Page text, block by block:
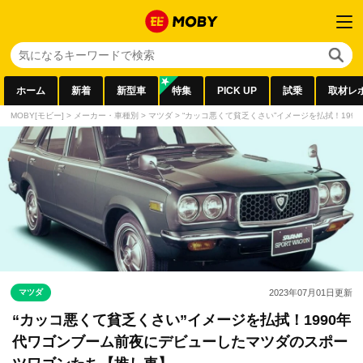
ホーム 新着 新型車 特集 PICK UP 試乗 取材レ
MOBY[モビー] > メーカー・車種別 > マツダ > “カッコ悪くて貧乏くさい”イメージを払拭！
マツダ 2023年07月01日更新
“カッコ悪くて貧乏くさい”イメージを払拭！1990年
代ワゴンブーム前夜にデビューしたマツダのスポー